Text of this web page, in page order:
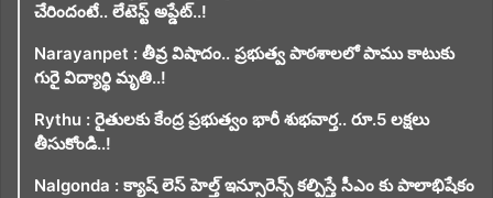
చేరిందంటే.. లేటెస్ట్ అప్డేట్..!
Narayanpet : తీవ్ర విషాదం.. ప్రభుత్వ పాఠశాలలో పాము కాటుకు
గురై విద్యార్థి మృతి..!
Rythu : రైతులకు కేంద్ర ప్రభుత్వం భారీ శుభవార్త.. రూ.5 లక్షలు
తీసుకోండి..!
Nalgonda : క్యాష్ లెస్ హెల్త్ ఇన్సూరెన్స్ కల్పిస్తే సీఎం కు పాలాభిషేకం